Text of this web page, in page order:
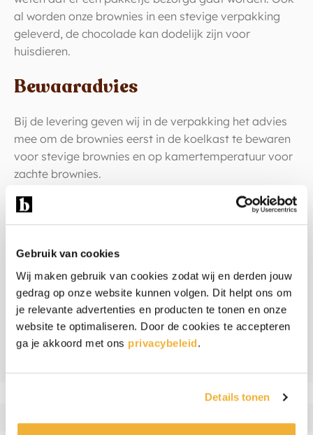
Gebruik van cookies
Wij maken gebruik van cookies zodat wij en derden jouw
gedrag op onze website kunnen volgen. Dit helpt ons om
je relevante advertenties en producten te tonen en onze
website te optimaliseren. Door de cookies te accepteren
ga je akkoord met ons privacybeleid.
Details tonen
al worden onze brownies in een stevige verpakking
geleverd, de chocolade kan dodelijk zijn voor
huisdieren.
Bewaaradvies
Bij de levering geven wij in de verpakking het advies
mee om de brownies eerst in de koelkast te bewaren
voor stevige brownies en op kamertemperatuur voor
zachte brownies.
Warm weer
de brownies door de hoge temperatuur wat zacht
worden. Door ze even in de koelkast te zetten worden
ze weer stevig.
Ingrediënten & allergenen